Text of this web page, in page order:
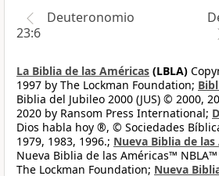
Deuteronomio
23:6
La Biblia de las Américas (LBLA)
1997 by The Lockman Foundation;
Biblia del Jubileo 2000 (JUS) © 2000,
2020 by Ransom Press International;
Dios habla hoy ®, © Sociedades
1979, 1983, 1996.; Nueva Biblia de
Nueva Biblia de las Américas™
The Lockman Foundation; Nueva